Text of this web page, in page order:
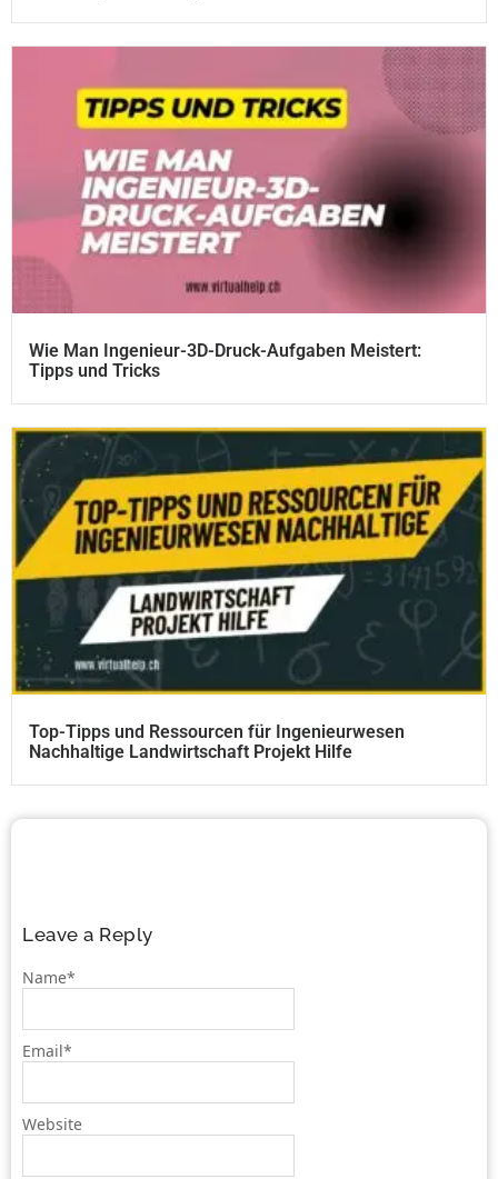
Wie Man Ingenieur-3D-Druck-Aufgaben Meistert:
Tipps und Tricks
Top-Tipps und Ressourcen für Ingenieurwesen
Nachhaltige Landwirtschaft Projekt Hilfe
Leave a Reply
Name*
Email*
Website